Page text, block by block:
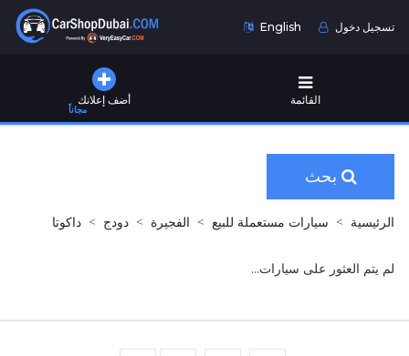
English تسجيل دخول
أضف إعلانك
مجاناً
القائمة
بحث
الرئيسية سيارات مستعملة للبيع الفجيرة دودج داكوتا
لم يتم العثور على سيارات...